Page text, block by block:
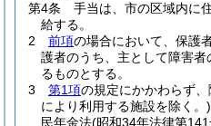
第4条
手当は、市の区域内に
給する。
2
前項の場合において、保護
護者のうち、主として障害
るものとする。
3
第1項の規定にかかわらず
により利用する施設を除く。)
民年金法(昭和34年法律第141